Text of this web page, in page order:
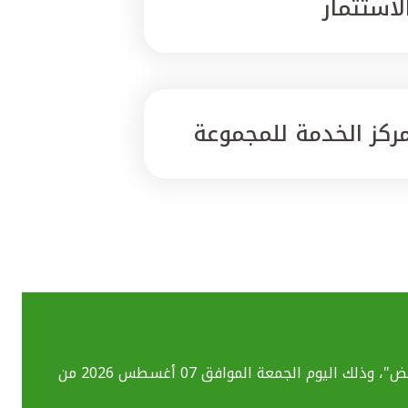
الخدمة للمجموعة
بسبب تحديث الأنظمة التقنية قد تواجهكم بعض الصعوبات في استخدام خدماتنا المصرفية الإلكترونية بما فيهم خدمة "ومض"، وذلك اليوم الجمعة الموافق 07 أغسطس 2026 من